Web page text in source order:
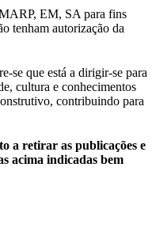
EM, SA para fins
tenham autorização da
se que está a dirigir-se para
cultura e conhecimentos
contribuindo para
a retirar as publicações e
acima indicadas bem